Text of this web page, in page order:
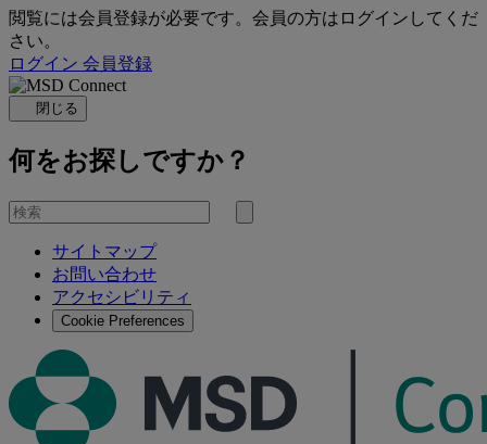
閲覧には会員登録が必要です。会員の方はログインしてくだ
さい。
ログイン 会員登録
閉じる
何をお探しですか？
を
検
サイトマップ
お問い合わせ
アクセシビリティ
Cookie Preferences